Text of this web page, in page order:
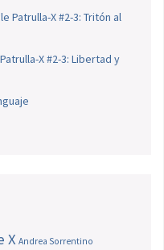
Patrulla-X #2-3: Tritón al
X #2-3: Libertad y
X Andrea Sorrentino